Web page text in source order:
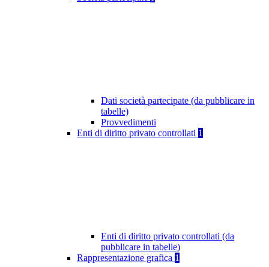
Dati società partecipate (da pubblicare in
tabelle)
Provvedimenti
Enti di diritto privato controllati 1
Enti di diritto privato controllati (da
pubblicare in tabelle)
Rappresentazione grafica 1